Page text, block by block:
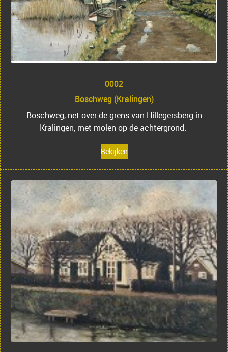
0002
Boschweg (Kralingen)
Boschweg, net over de grens van Hillegersberg in
Kralingen, met molen op de achtergrond.
Bekijken